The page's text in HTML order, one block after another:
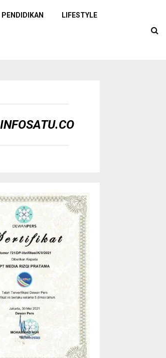
PENDIDIKAN LIFESTYLE